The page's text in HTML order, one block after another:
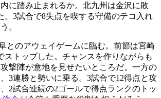
に踏み止まれるか。北九州は金沢に敗
。3試合で8失点を喫する守備のテコ入れ
。
とのアウェイゲームに臨む。前節は宮崎
ストップした。チャンスを作りながらも
撃陣が意地を見せたいところだ。一方の
3連勝と勢いに乗る。3試合で12得点と攻
2試合連続の2ゴールで得点ランクのトッ